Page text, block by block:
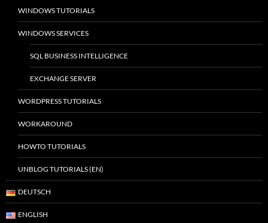
WINDOWS TUTORIALS
WINDOWS SERVICES
SQL BUSINESS INTELLIGENCE
EXCHANGE SERVER
WORDPRESS TUTORIALS
WORKAROUND
HOWTO TUTORIALS
UNBLOG TUTORIALS (EN)
DEUTSCH
ENGLISH